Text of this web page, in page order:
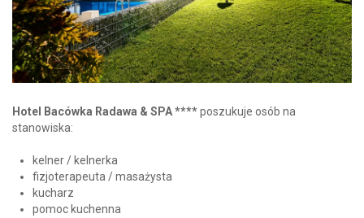
Hotel Bacówka Radawa & SPA ****poszukuje osób na
stanowiska:
kelner / kelnerka
fizjoterapeuta / masażysta
kucharz
pomoc kuchenna